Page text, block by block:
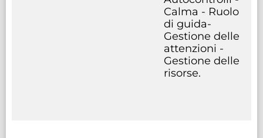
Calma - Ruolo
di guida-
Gestione delle
attenzioni -
Gestione delle
risorse.